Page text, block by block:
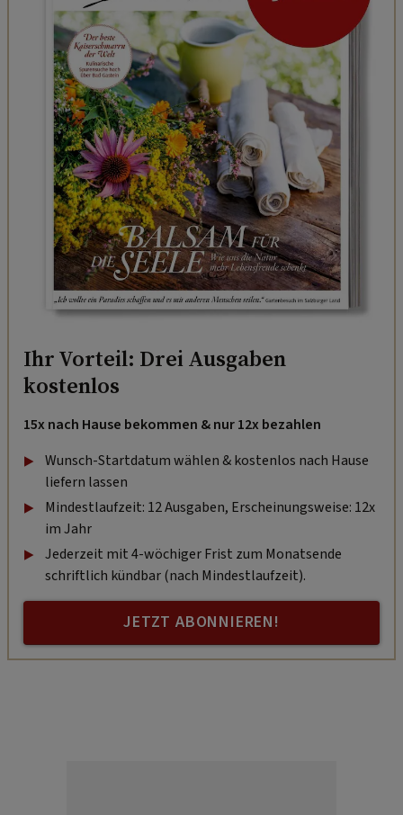
Ihr Vorteil: Drei Ausgaben
kostenlos
15x nach Hause bekommen & nur 12x bezahlen
Wunsch-Startdatum wählen & kostenlos nach Hause
liefern lassen
Mindestlaufzeit: 12 Ausgaben, Erscheinungsweise: 12x
im Jahr
Jederzeit mit 4-wöchiger Frist zum Monatsende
schriftlich kündbar (nach Mindestlaufzeit).
JETZT ABONNIEREN!